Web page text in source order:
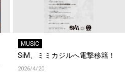
MUSIC
SiM、ミミカジルへ電撃移籍！
2026/4/20